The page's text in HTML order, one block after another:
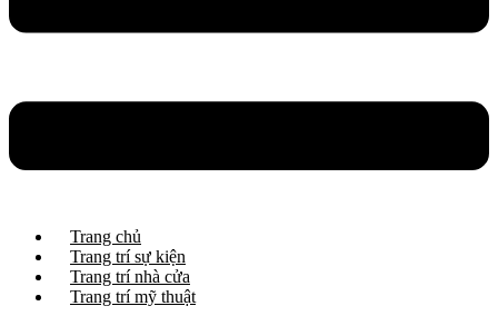
Trang chủ
Trang trí sự kiện
Trang trí nhà cửa
Trang trí mỹ thuật